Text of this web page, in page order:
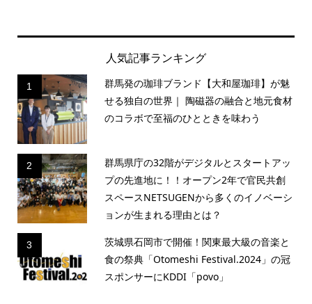
人気記事ランキング
1
群馬発の珈琲ブランド【大和屋珈琲】が魅
せる独自の世界｜ 陶磁器の融合と地元食材
のコラボで至福のひとときを味わう
2
群馬県庁の32階がデジタルとスタートアッ
プの先進地に！！オープン2年で官民共創
スペースNETSUGENから多くのイノベーシ
ョンが生まれる理由とは？
3
茨城県石岡市で開催！関東最大級の音楽と
食の祭典「Otomeshi Festival.2024」の冠
スポンサーにKDDI「povo」